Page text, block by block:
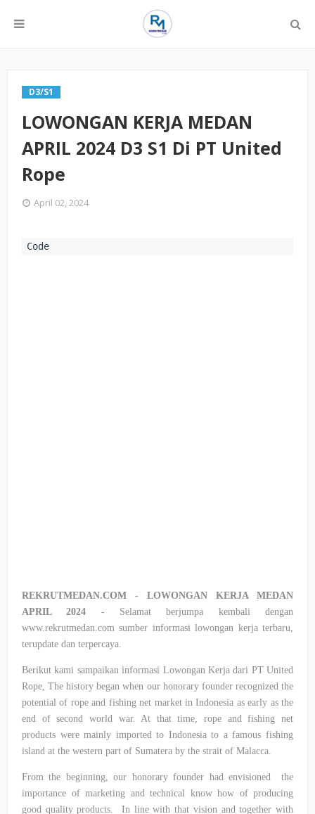
D3/S1
LOWONGAN KERJA MEDAN
APRIL 2024 D3 S1 Di PT United
Rope
April 02, 2024
REKRUTMEDAN.COM - LOWONGAN KERJA MEDAN
APRIL 2024 - Selamat berjumpa kembali dengan
www.rekrutmedan.com sumber informasi lowongan kerja terbaru,
terupdate dan terpercaya.
Berikut kami sampaikan informasi Lowongan Kerja dari PT United
Rope, The history began when our honorary founder recognized the
potential of rope and fishing net market in Indonesia as early as the
end of second world war. At that time, rope and fishing net
products were mainly imported to Indonesia to a famous fishing
island at the western part of Sumatera by the strait of Malacca.
From the beginning, our honorary founder had envisioned the
importance of marketing and technical know how of producing
good quality products. In line with that vision and together with